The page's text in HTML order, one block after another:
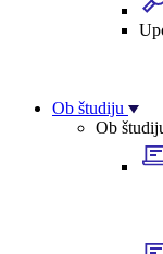
Ob študiju
Ob